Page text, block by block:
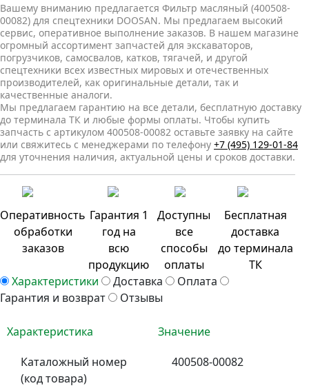
Вашему вниманию предлагается Фильтр масляный (400508-
00082) для спецтехники DOOSAN. Мы предлагаем высокий
сервис, оперативное выполнение заказов. В нашем магазине
огромный ассортимент запчастей для экскаваторов,
погрузчиков, самосвалов, катков, тягачей, и другой
спецтехники всех известных мировых и отечественных
производителей, как оригинальные детали, так и
качественные аналоги.
Мы предлагаем гарантию на все детали, бесплатную доставку
до терминала ТК и любые формы оплаты. Чтобы купить
запчасть с артикулом 400508-00082 оставьте заявку на сайте
или свяжитесь с менеджерами по телефону +7 (495) 129-01-84
для уточнения наличия, актуальной цены и сроков доставки.
Оперативность
обработки
заказов
Гарантия 1
год на
всю
продукцию
Доступны
все
способы
оплаты
Бесплатная
доставка
до терминала
ТК
Характеристики
Доставка
Оплата
Гарантия и возврат
Отзывы
Характеристика
Значение
Каталожный номер
(код товара)
400508-00082